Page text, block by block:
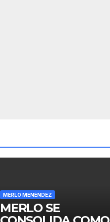
MERLO MENÉNDEZ
MERLO SE